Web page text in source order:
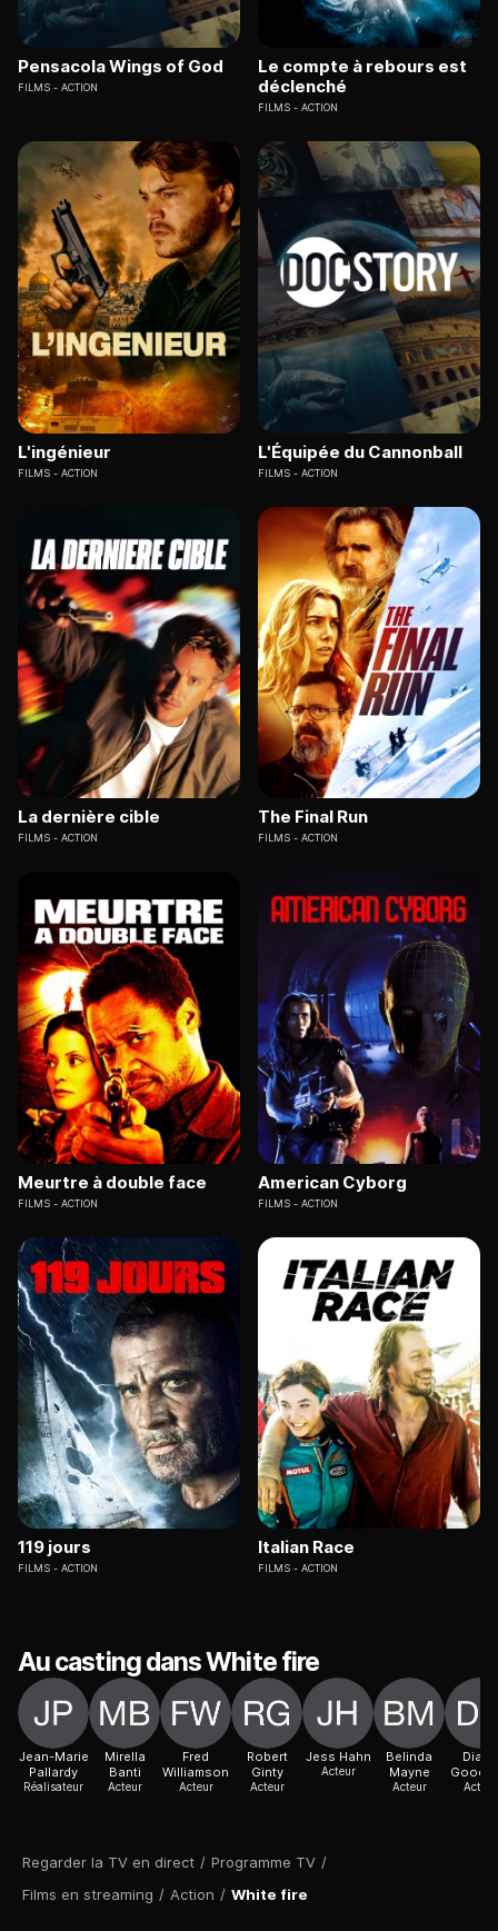
Regarder la TV en direct / Programme TV /
Films en streaming / Action / White fire
Pensacola Wings of God
FILMS ACTION
Le compte à rebours est
déclenché
FILMS ACTION
L'ingénieur
FILMS ACTION
L'Équipée du Cannonball
FILMS ACTION
La dernière cible
FILMS ACTION
The Final Run
FILMS ACTION
Meurtre à double face
FILMS ACTION
American Cyborg
FILMS ACTION
119 jours
FILMS ACTION
Italian Race
FILMS ACTION
Au casting dans White fire
Jean-Marie
Pallardy
Réalisateur
Mirella
Banti
Acteur
Fred
Williamson
Acteur
Robert
Ginty
Acteur
Jess Hahn
Acteur
Belinda
Mayne
Acteur
Diana
Acteur